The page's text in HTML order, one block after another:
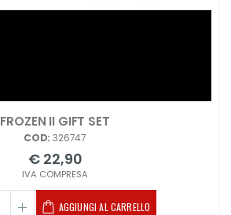
FROZEN II GIFT SET
COD: 326747
€ 22,90
IVA COMPRESA
AGGIUNGI AL CARRELLO